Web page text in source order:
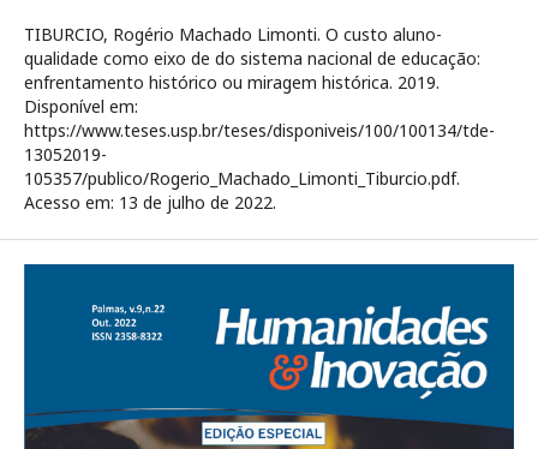
TIBURCIO, Rogério Machado Limonti. O custo aluno-
qualidade como eixo de do sistema nacional de educação:
enfrentamento histórico ou miragem histórica. 2019.
Disponível em:
https://www.teses.usp.br/teses/disponiveis/100/100134/tde-
13052019-
105357/publico/Rogerio_Machado_Limonti_Tiburcio.pdf.
Acesso em: 13 de julho de 2022.